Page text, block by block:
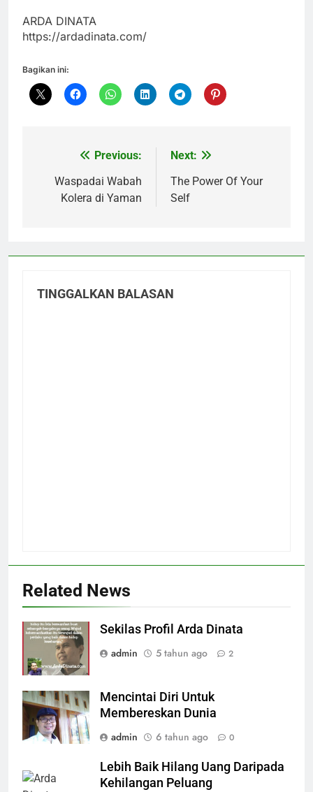
ARDA DINATA
https://ardadinata.com/
Bagikan ini:
Navigasi
pos
Previous:
Waspadai Wabah
Kolera di Yaman
Next:
The Power Of Your
Self
TINGGALKAN BALASAN
Related News
Sekilas Profil Arda Dinata
admin
5 tahun ago 2
Mencintai Diri Untuk
Membereskan Dunia
admin
6 tahun ago 0
Lebih Baik Hilang Uang Daripada
Kehilangan Peluang